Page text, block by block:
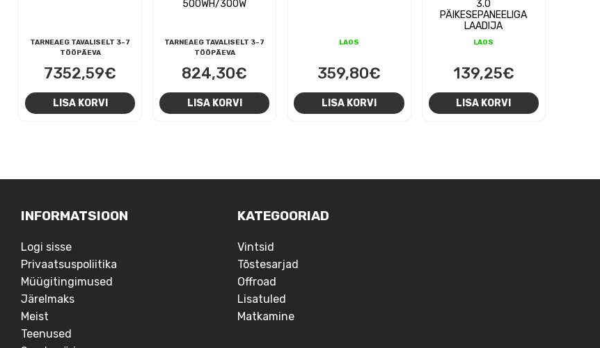
TARNEAEG TAVALISELT 3-7
TÖÖPÄEVA
7352,59€
LISA KORVI
500WH/300W
TARNEAEG TAVALISELT 3-7
TÖÖPÄEVA
824,30€
LISA KORVI
LAOS
359,80€
LISA KORVI
3.0
PÄIKESEPANEELIGA
LAADIJA
LAOS
139,25€
LISA KORVI
INFORMATSIOON
Logi sisse
Privaatsuspoliitika
Müügitingimused
Järelmaks
Meist
Teenused
KATEGOORIAD
Vintsid
Tõstesarjad
Offroad
Lisatuled
Matkamine